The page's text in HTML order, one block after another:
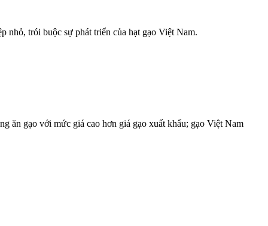
nhỏ, trói buộc sự phát triển của hạt gạo Việt Nam.
ăn gạo với mức giá cao hơn giá gạo xuất khẩu; gạo Việt Nam